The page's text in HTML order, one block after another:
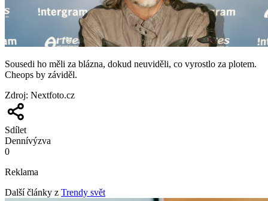
Sousedi ho měli za blázna, dokud neuviděli, co vyrostlo za plotem.
Cheops by záviděl.
Zdroj: Nextfoto.cz
Sdílet
Dennívýzva
0
Reklama
Další články z Trendy svět